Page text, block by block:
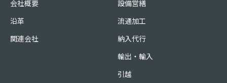
会社概要
沿革
関連会社
設備営繕
流通加工
納入代行
輸出・輸入
引越